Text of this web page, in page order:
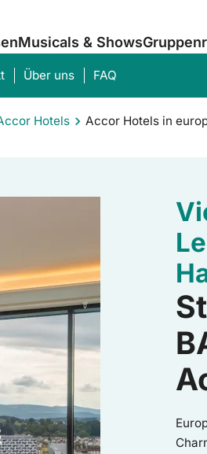
Musicals & Shows
Über uns FAQ
Hotels Accor Hotels in